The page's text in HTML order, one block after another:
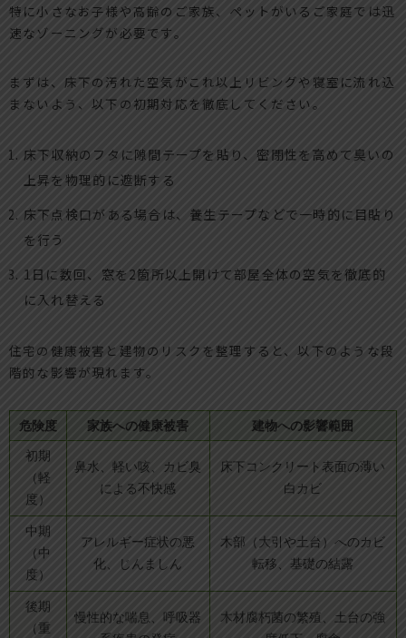
特に小さなお子様や高齢のご家族、ペットがいるご家庭では迅
速なゾーニングが必要です。
まずは、床下の汚れた空気がこれ以上リビングや寝室に流れ込
まないよう、以下の初期対応を徹底してください。
床下収納のフタに隙間テープを貼り、密閉性を高めて臭いの
上昇を物理的に遮断する
床下点検口がある場合は、養生テープなどで一時的に目貼り
を行う
1日に数回、窓を2箇所以上開けて部屋全体の空気を徹底的
に入れ替える
住宅の健康被害と建物のリスクを整理すると、以下のような段
階的な影響が現れます。
危険度 家族への健康被害 建物への影響範囲
初期
（軽
度）
鼻水、軽い咳、カビ臭
による不快感
床下コンクリート表面の薄い
白カビ
中期
（中
度）
アレルギー症状の悪
化、じんましん
木部（大引や土台）へのカビ
転移、基礎の結露
後期
（重
慢性的な喘息、呼吸器
木材腐朽菌の繁殖、土台の強